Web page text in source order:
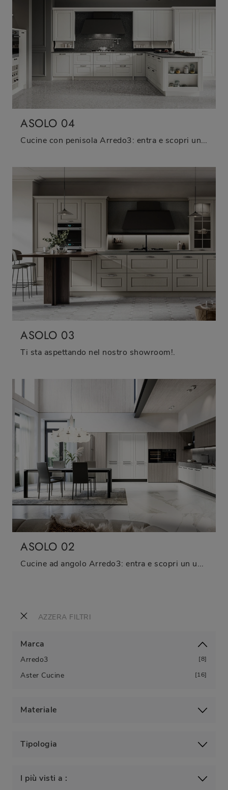
AZZERA FILTRI
Marca
Arredo3 8
Aster Cucine 16
Materiale
Tipologia
I più visti a :
ASOLO 04
Cucine con penisola Arredo3: entra e scopri un universo di stile e design! La cucina classica Asolo 04 ti aspetta.
ASOLO 03
Ti sta aspettando nel nostro showroom!.
ASOLO 02
Cucine ad angolo Arredo3: entra e scopri un universo di design e contenuto estetico! La cucina tradizionale Asolo 02 ti attende.